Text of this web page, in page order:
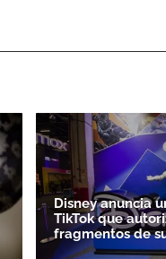
Disney anuncia
TikTok que
fragmentos de